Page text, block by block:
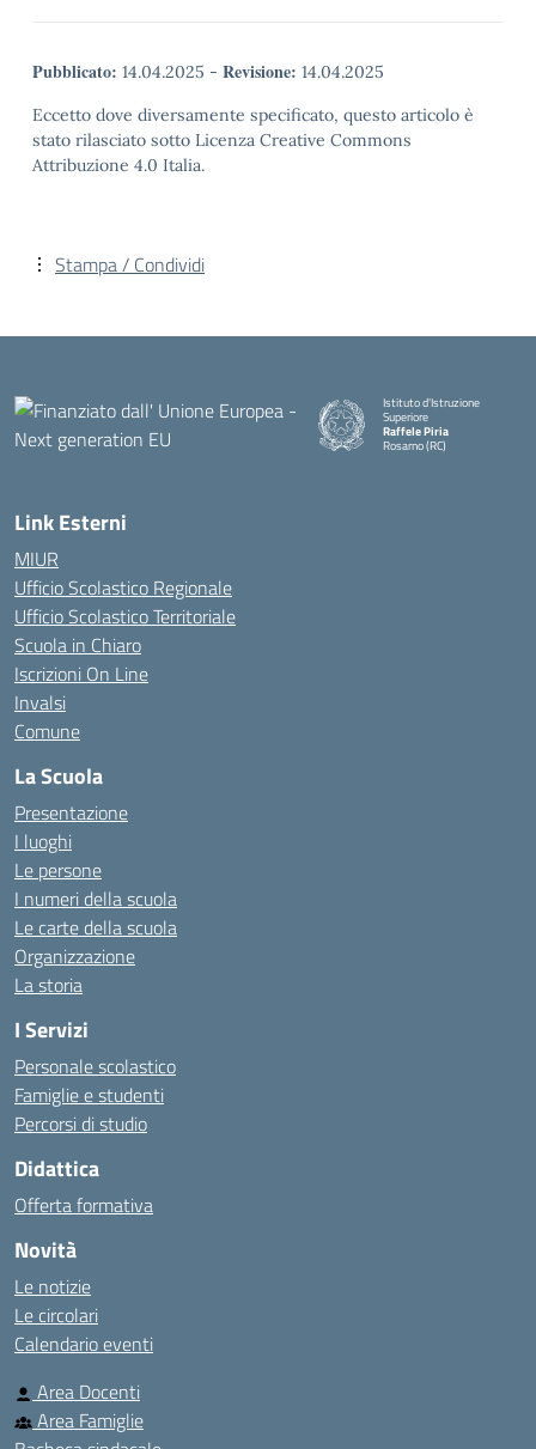
Pubblicato: 14.04.2025 - Revisione: 14.04.2025
Eccetto dove diversamente specificato, questo articolo è
stato rilasciato sotto Licenza Creative Commons
Attribuzione 4.0 Italia.
Stampa / Condividi
Istituto d'Istruzione
Superiore
Raffele Piria
Rosarno (RC)
Link Esterni
MIUR
Ufficio Scolastico Regionale
Ufficio Scolastico Territoriale
Scuola in Chiaro
Iscrizioni On Line
Invalsi
Comune
La Scuola
Presentazione
I luoghi
Le persone
I numeri della scuola
Le carte della scuola
Organizzazione
La storia
I Servizi
Personale scolastico
Famiglie e studenti
Percorsi di studio
Didattica
Offerta formativa
Novità
Le notizie
Le circolari
Calendario eventi
Area Docenti
Area Famiglie